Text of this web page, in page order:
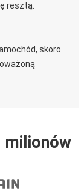
resztą.
skoro
milionów